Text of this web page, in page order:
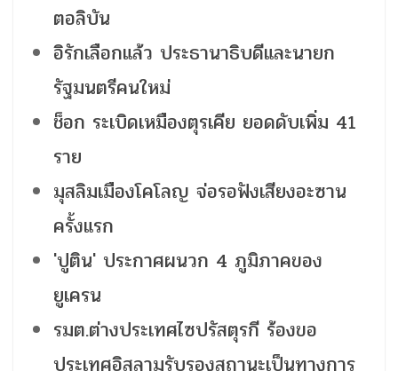
ตอลิบัน
อิรักเลือกแล้ว ประธานาธิบดีและนายก
รัฐมนตรีคนใหม่
ช็อก ระเบิดเหมืองตุรเคีย ยอดดับเพิ่ม 41
ราย
มุสลิมเมืองโคโลญ จ่อรอฟังเสียงอะซาน
ครั้งแรก
'ปูติน' ประกาศผนวก 4 ภูมิภาคของ
ยูเครน
รมต.ต่างประเทศไซปรัสตุรกี ร้องขอ
ประเทศอิสลามรับรองสถานะเป็นทางการ